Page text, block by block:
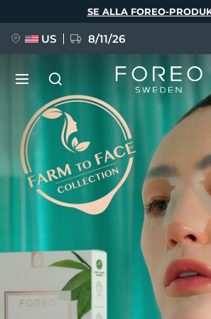
SE ALLA FOREO-
US 8/11/26
Mina
NYHET
FAQ™ Pure Beauty-Tech Elixir
BREAKING NEWS
issa™ Teeth Whitening Set
Språk
English Deutsch
Italiano
Svenska
Türkçe
简体中文